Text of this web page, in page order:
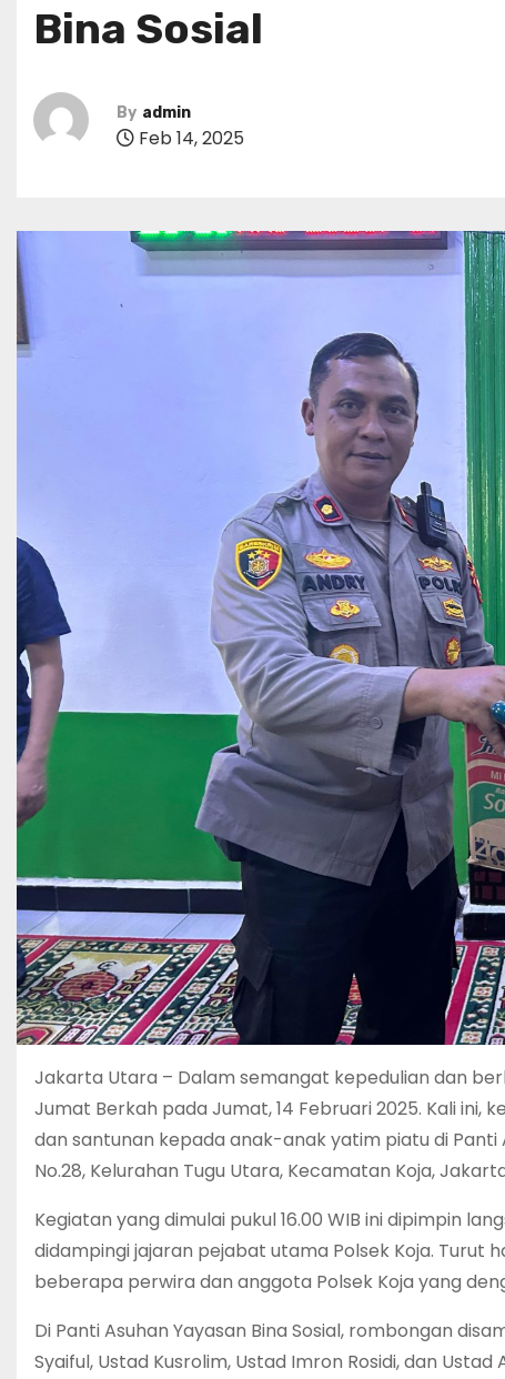
Bina Sosial
By admin
Feb 14, 2025
Jakarta Utara – Dalam semangat kepedulian dan
Jumat Berkah pada Jumat, 14 Februari 2025. Kali
dan santunan kepada anak-anak yatim piatu di Panti
No.28, Kelurahan Tugu Utara, Kecamatan Koja,
Kegiatan yang dimulai pukul 16.00 WIB ini dipimpin
didampingi jajaran pejabat utama Polsek Koja. Turut
beberapa perwira dan anggota Polsek Koja yang
Di Panti Asuhan Yayasan Bina Sosial, rombongan
Syaiful, Ustad Kusrolim, Ustad Imron Rosidi, dan